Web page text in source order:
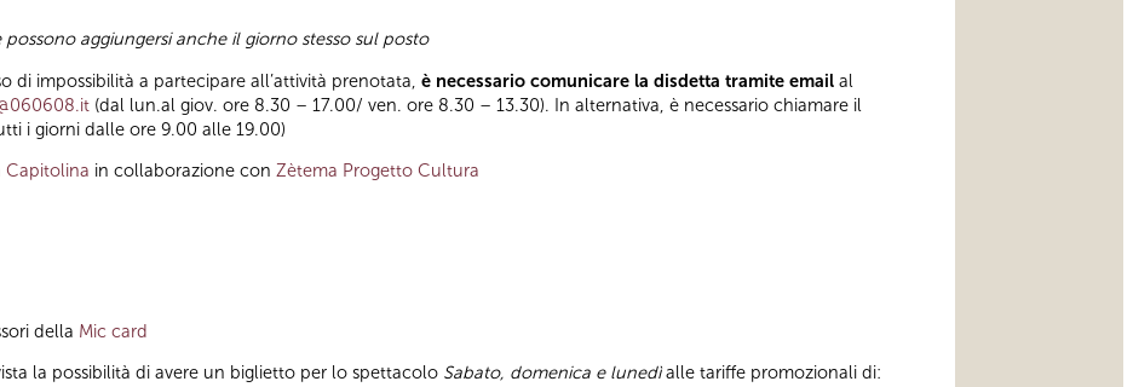
aggiungersi anche il giorno stesso sul posto
di impossibilità a partecipare all’attività prenotata, è necessario comunicare la disdetta tramite email al
(dal lun.al giov. ore 8.30 – 17.00/ ven. ore 8.30 – 13.30). In alternativa, è necessario chiamare il
i giorni dalle ore 9.00 alle 19.00)
Capitolina in collaborazione con Zètema Progetto Cultura
della Mic card
la possibilità di avere un biglietto per lo spettacolo Sabato, domenica e lunedìalle tariffe promozionali di: